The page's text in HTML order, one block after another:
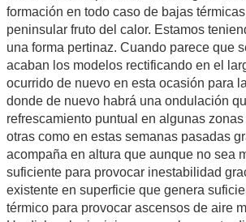
formación en todo caso de bajas
peninsular fruto del calor. Estamos
una forma pertinaz. Cuando parece que
acaban los modelos rectificando en el
ocurrido de nuevo en esta ocasión para
donde de nuevo habrá una ondulación
refrescamiento puntual en algunas
otras como en estas semanas pasadas
acompaña en altura que aunque no sea
suficiente para provocar inestabilidad
existente en superficie que genera
térmico para provocar ascensos de aire